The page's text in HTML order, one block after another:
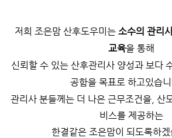
저희 조은맘 산후도우미는 소수의 관리
교육을 통해
신뢰할 수 있는 산후관리사 양성과 보다
공함을 목표로 하고있습
관리사 분들께는 더 나은 근무조건을, 산
비스를 제공하는
한결같은 조은맘이 되도록하